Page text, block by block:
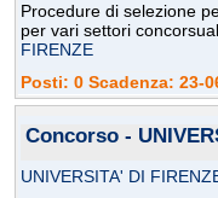
Procedure di selezione
per vari settori
FIRENZE
Posti: 0 Scadenza: 23-
Concorso -
UNIVERSITA' DI